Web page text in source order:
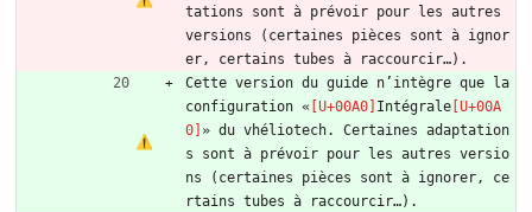
tations sont à prévoir pour les autres
versions (certaines pièces sont à ignor
er, certains tubes à raccourcir…).
Cette version du guide n’intègre que la
configuration «
Intégrale
» du vhéliotech. Certaines adaptation
s sont à prévoir pour les autres versio
ns (certaines pièces sont à ignorer, ce
rtains tubes à raccourcir…).